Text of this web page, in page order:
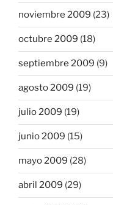
noviembre 2009 (23)
octubre 2009 (18)
septiembre 2009 (9)
agosto 2009 (19)
julio 2009 (19)
junio 2009 (15)
mayo 2009 (28)
abril 2009 (29)